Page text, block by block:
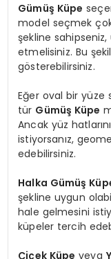
Gümüş Küpe
model seçmek
şekline
etmelisiniz. Bu
gösterebilirsiniz.
Eğer oval bir yüze
tür Gümüş Küpe
Ancak yüz
istiyorsanız,
edebilirsiniz.
Halka Gümüş
şekline uygun
hale gelmesini
küpeler tercih
Çiçek Küpe veya